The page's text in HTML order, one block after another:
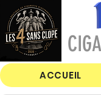
ACCUEIL